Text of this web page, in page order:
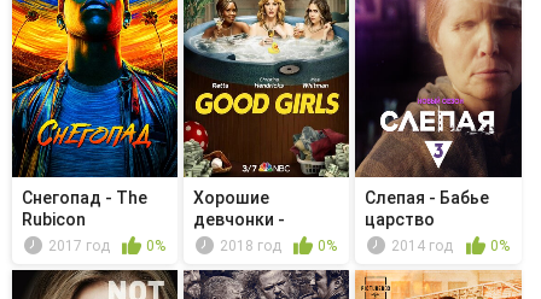
Снегопад - The
Rubicon
2017 год 0%
Хорошие
девчонки -
Special Sauce
2018 год 0%
Слепая - Бабье
царство
2014 год 0%